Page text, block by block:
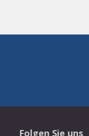
Folgen Sie uns